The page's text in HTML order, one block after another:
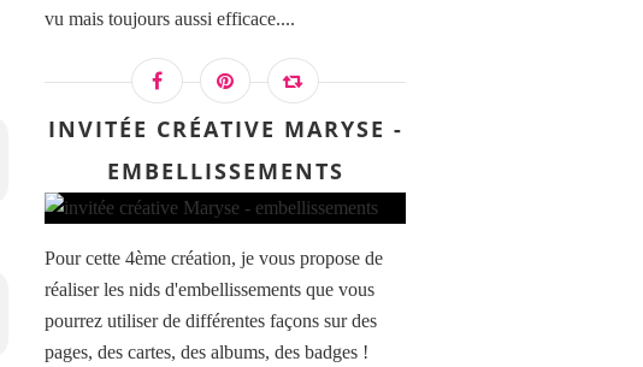
vu mais toujours aussi efficace....
INVITÉE CRÉATIVE MARYSE -
EMBELLISSEMENTS
Pour cette 4ème création, je vous propose de
réaliser les nids d'embellissements que vous
pourrez utiliser de différentes façons sur des
pages, des cartes, des albums, des badges !